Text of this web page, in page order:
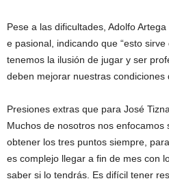
Pese a las dificultades, Adolfo
e pasional, indicando que “esto
tenemos la ilusión de jugar y ser
deben mejorar nuestras condiciones
Presiones extras que para José
Muchos de nosotros nos
obtener los tres puntos siempre,
es complejo llegar a fin de mes con
saber si lo tendrás. Es difícil tener